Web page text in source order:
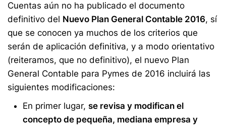
Cuentas aún no ha publicado el documento
definitivo del Nuevo Plan General Contable 2016, sí
que se conocen ya muchos de los criterios que
serán de aplicación definitiva, y a modo orientativo
(reiteramos, que no definitivo), el nuevo Plan
General Contable para Pymes de 2016 incluirá las
siguientes modificaciones:
En primer lugar, se revisa y modifican el
concepto de pequeña, mediana empresa y